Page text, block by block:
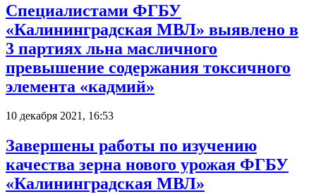
Специалистами ФГБУ
«Калининградская МВЛ» выявлено в
3 партиях льна масличного
превышение содержания токсичного
элемента «кадмий»
10 декабря 2021, 16:53
Завершены работы по изучению
качества зерна нового урожая ФГБУ
«Калининградская МВЛ»